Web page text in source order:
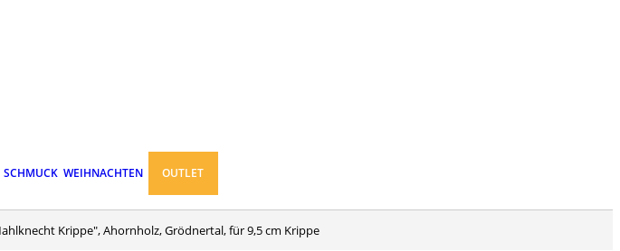
SCHMUCK WEIHNACHTEN OUTLET
Krippe", Ahornholz, Grödnertal, für 9,5 cm Krippe